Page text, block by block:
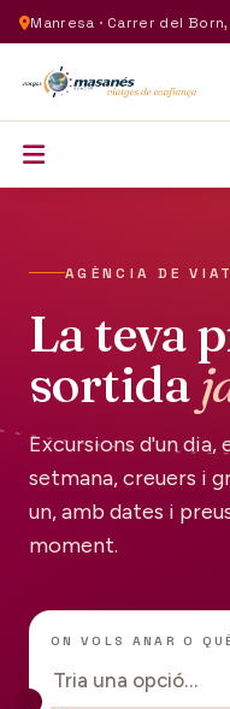
Manresa · Carrer del
AGÈNCIA DE
La teva
sortida
Excursions d'un dia,
setmana, creuers i
un, amb dates i
moment.
ON VOLS ANAR O
Tria una opció…